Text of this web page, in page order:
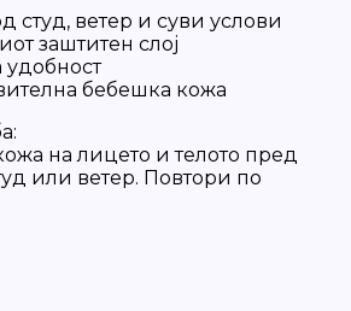
студ, ветер и суви услови
заштитен слој
удобност
бебешка кожа
на лицето и телото пред
или ветер. Повтори по